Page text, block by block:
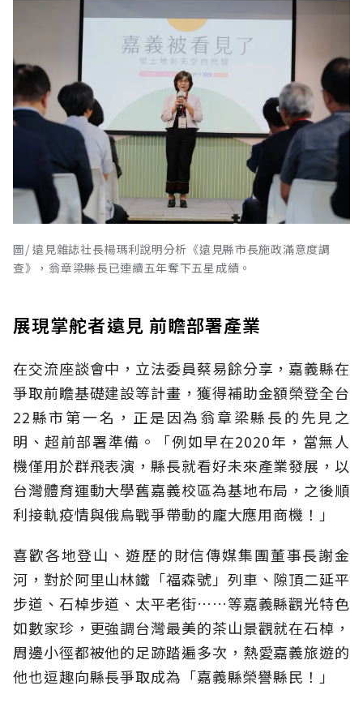
圖/ 遠見雜誌社長楊瑪利說明分析《遠見縣市長施政滿意度調
查》，翁章梁縣長已連續五年奪下五星成績。
展現掌舵者遠見 前瞻部署產業
在交流座談會中，立法委員蔡易餘分享，嘉義縣在
爭取前瞻基礎建設等計畫，獲得補助金額榮登全台
22縣市第一名，正是因為翁章梁縣長的先見之
明、超前部署準備。「例如早在2020年，當無人
機僅用於群飛表演，縣長就看好未來產業發展，以
台灣體育運動大學舊嘉義校區為基地布局，之後順
利接軌疫情與俄烏戰爭帶動的龐大應用商機！」
喜歡各地登山、遊歷的財信傳媒集團董事長謝金
河，對於阿里山林鐵「福森號」列車、隙頂二延平
步道、石棹步道、太平老街……等嘉義縣觀光特色
如數家珍，更強調台灣最美的茶山景觀就在石棹，
周邊小徑都被他的足跡踏遍多次，熱愛嘉義旅遊的
他也逗趣向縣長爭取成為「嘉義縣榮譽縣民！」